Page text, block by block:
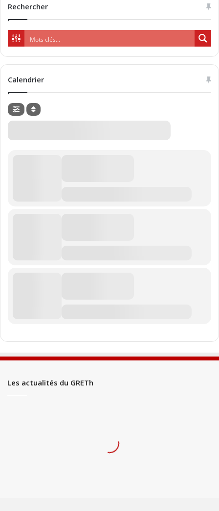
Rechercher
Calendrier
Les actualités du GRETh